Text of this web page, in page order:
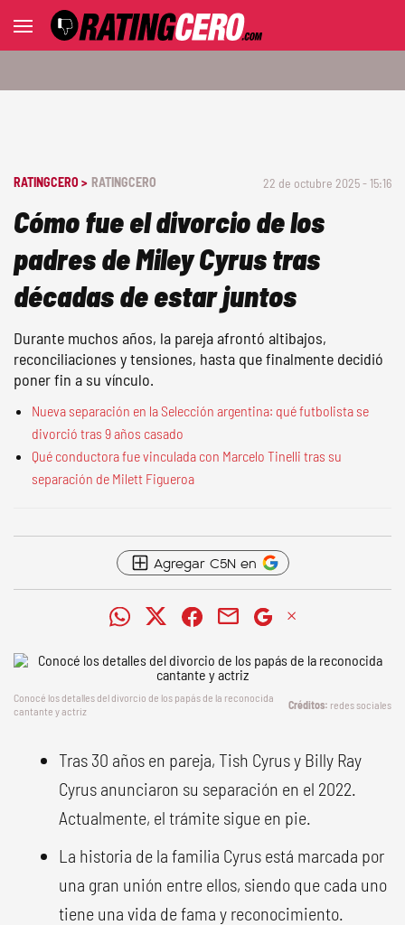
RATINGCERO > RATINGCERO 22 de octubre 2025 - 15:16
Cómo fue el divorcio de los
padres de Miley Cyrus tras
décadas de estar juntos
Durante muchos años, la pareja afrontó altibajos,
reconciliaciones y tensiones, hasta que finalmente decidió
poner fin a su vínculo.
Nueva separación en la Selección argentina: qué futbolista se
divorció tras 9 años casado
Qué conductora fue vinculada con Marcelo Tinelli tras su
separación de Milett Figueroa
Agregar C5N en
Conocé los detalles del divorcio de los papás de la reconocida
cantante y actriz
redes sociales
Tras 30 años en pareja, Tish Cyrus y Billy Ray
Cyrus anunciaron su separación en el 2022.
Actualmente, el trámite sigue en pie.
La historia de la familia Cyrus está marcada por
una gran unión entre ellos, siendo que cada uno
tiene una vida de fama y reconocimiento.